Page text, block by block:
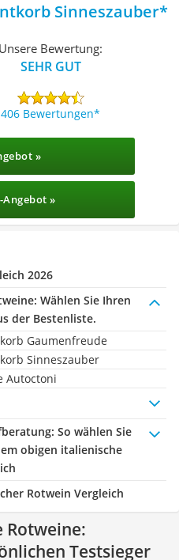
Sinneszauber
Unsere Bewertung:
SEHR GUT
406 Bewertungen
»
Angebot »
2026
Wählen Sie Ihren
der Bestenliste.
Gaumenfreude
Sinneszauber
Autoctoni
: So wählen Sie
obigen italienische
Rotwein Vergleich
Rotweine:
Testsieger